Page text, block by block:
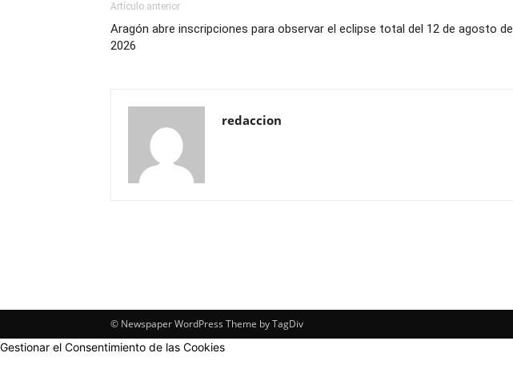
Artículo anterior
Aragón abre inscripciones para observar el eclipse total del 12 de agosto de
2026
redaccion
© Newspaper WordPress Theme by TagDiv
Gestionar el Consentimiento de las Cookies